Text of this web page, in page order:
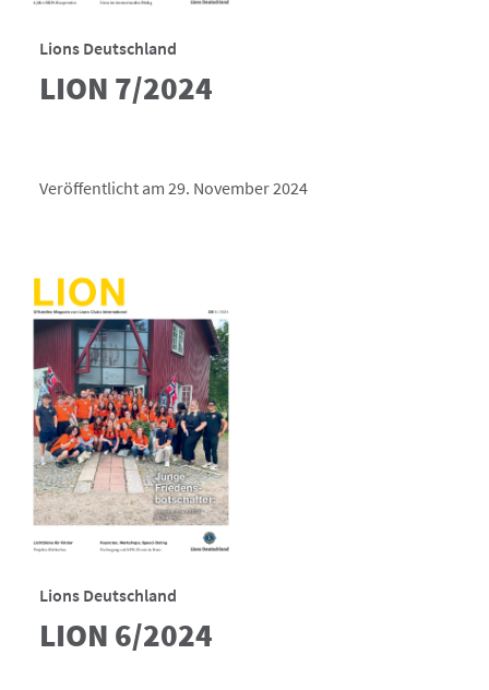
Lions Deutschland
LION 7/2024
Veröffentlicht am 29. November 2024
Lions Deutschland
LION 6/2024